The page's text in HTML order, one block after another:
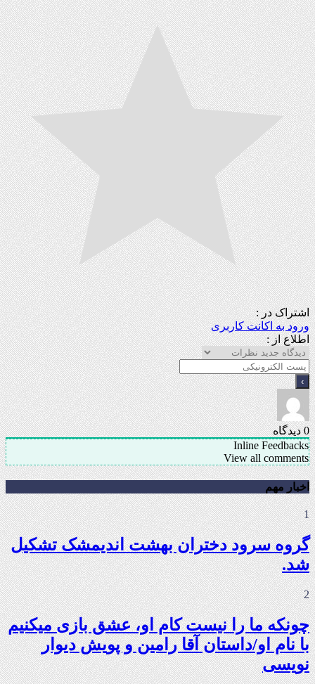
اشتراک در :
ورود به اکانت کاربری
اطلاع از :
0دیدگاه
Inline Feedbacks
View all comments
اخبار مهم
1
گروه سرود دختران بهشت اندیمشک تشکیل
شد.
2
چونکه ما را نیست کام او، عشق بازی میکنیم
با نام او/داستان آقا رامین و پویش دیوار
نویسی